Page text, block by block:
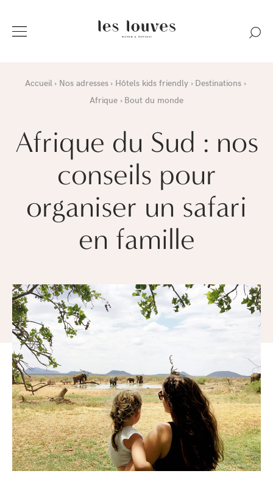
Accueil Nos adresses Hôtels kids friendly Destinations
Afrique
Bout du monde
Afrique du Sud : nos
conseils pour
organiser un safari
en famille